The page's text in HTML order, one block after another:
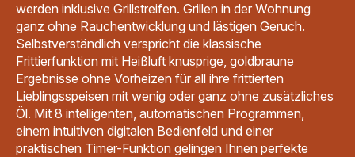
werden inklusive Grillstreifen. Grillen in der Wohnung
ganz ohne Rauchentwicklung und lästigen Geruch.
Selbstverständlich verspricht die klassische
Frittierfunktion mit Heißluft knusprige, goldbraune
Ergebnisse ohne Vorheizen für all ihre frittierten
Lieblingsspeisen mit wenig oder ganz ohne zusätzliches
Öl. Mit 8 intelligenten, automatischen Programmen,
einem intuitiven digitalen Bedienfeld und einer
praktischen Timer-Funktion gelingen Ihnen perfekte